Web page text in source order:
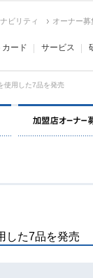
ビリティ オーナー募
ード サービス
使用した7品を発売
した7品を発売